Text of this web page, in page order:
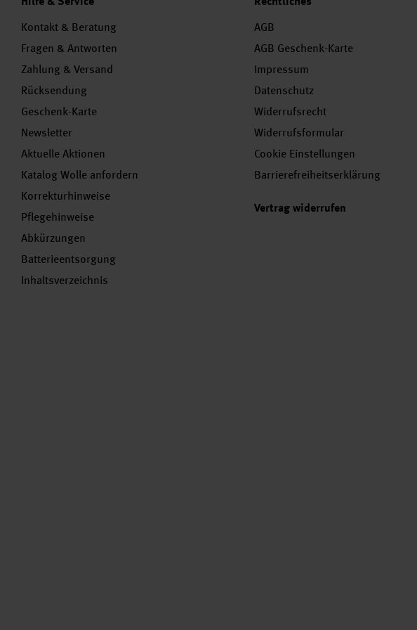
Kontakt & Beratung
Fragen & Antworten
Zahlung & Versand
Rücksendung
Geschenk-Karte
Newsletter
Aktuelle Aktionen
Katalog Wolle anfordern
Korrekturhinweise
Pflegehinweise
Abkürzungen
Batterieentsorgung
Inhaltsverzeichnis
AGB
AGB Geschenk-Karte
Impressum
Datenschutz
Widerrufsrecht
Widerrufsformular
Cookie Einstellungen
Barrierefreiheitserklärung
Vertrag widerrufen